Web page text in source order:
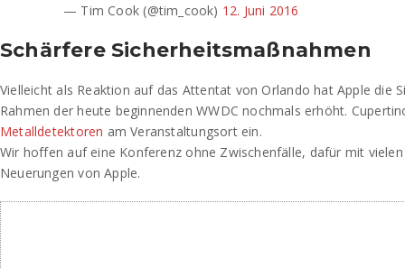
— Tim Cook (@tim_cook) 12. Juni 2016
Schärfere Sicherheitsmaßnahmen
Vielleicht als Reaktion auf das Attentat von Orlando hat Apple die
Rahmen der heute beginnenden WWDC nochmals erhöht.
Metalldetektoren am Veranstaltungsort ein.
Wir hoffen auf eine Konferenz ohne Zwischenfälle, dafür mit
Neuerungen von Apple.